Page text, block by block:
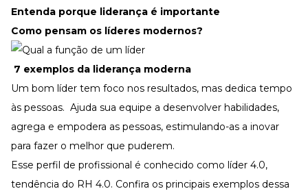
Lives
Newsletters
Entenda porque liderança é importante
Como pensam os líderes modernos?
7 exemplos da liderança moderna
Um bom líder tem foco nos resultados, mas dedica tempo
às pessoas. Ajuda sua equipe a desenvolver habilidades,
agrega e empodera as pessoas, estimulando-as a inovar
para fazer o melhor que puderem.
Esse perfil de profissional é conhecido como líder 4.0,
tendência do RH 4.0. Confira os principais exemplos dessa